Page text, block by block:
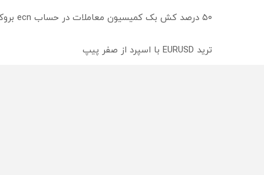
۵۰ درصد کش بک کمیسیون معاملات در حساب ecn بروکر اینوسلو
ترید EURUSD با اسپرد از صفر پیپ